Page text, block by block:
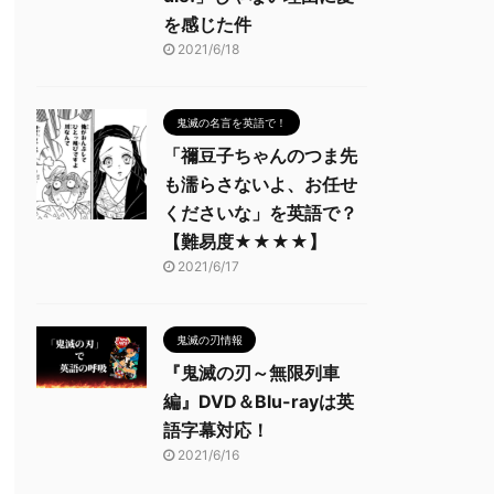
を感じた件
2021/6/18
鬼滅の名言を英語で！
「禰豆子ちゃんのつま先
も濡らさないよ、お任せ
くださいな」を英語で？
【難易度★★★★】
2021/6/17
鬼滅の刃情報
『鬼滅の刃～無限列車
編』DVD＆Blu-rayは英
語字幕対応！
2021/6/16